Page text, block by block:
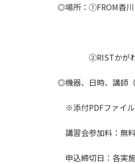
◎場所：①FROM香
共同機器室
②RISTかが
◎機器、日時、講師（
※添付PDFファイ
講習会参加料：無料
申込締切日：各実